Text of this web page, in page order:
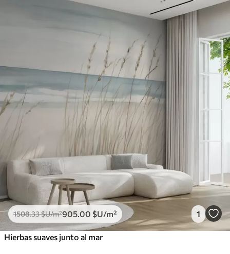
1508.33$U/m²905 .00 $U/m² 1
Hierbas suaves junto al mar